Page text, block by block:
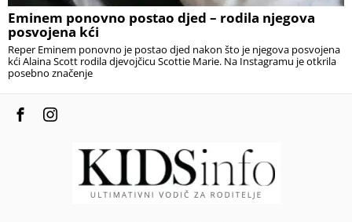
Eminem ponovno postao djed – rodila njegova
posvojena kći
Reper Eminem ponovno je postao djed nakon što je njegova posvojena
kći Alaina Scott rodila djevojčicu Scottie Marie. Na Instagramu je otkrila
posebno značenje